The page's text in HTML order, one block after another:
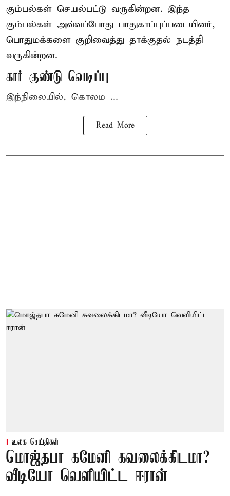
கும்பல்கள் செயல்பட்டு வருகின்றன. இந்த
கும்பல்கள் அவ்வப்போது பாதுகாப்புப்படையினர்,
பொதுமக்களை குறிவைத்து தாக்குதல் நடத்தி
வருகின்றன.
கார் குண்டு வெடிப்பு
இந்நிலையில், கொலம ...
Read More
உலக செய்திகள்
மொஜ்தபா கமேனி கவலைக்கிடமா?
வீடியோ வெளியிட்ட ஈரான்